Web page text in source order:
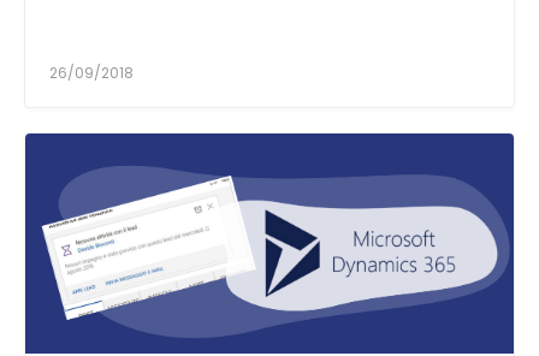
26/09/2018